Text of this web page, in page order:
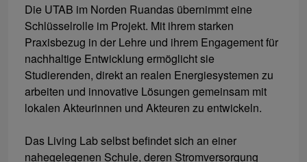
Die UTAB im Norden Ruandas übernimmt eine
Schlüsselrolle im Projekt. Mit ihrem starken
Praxisbezug in der Lehre und ihrem Engagement für
nachhaltige Entwicklung ermöglicht sie
Studierenden, direkt an realen Energiesystemen zu
arbeiten und innovative Lösungen gemeinsam mit
lokalen Akteurinnen und Akteuren zu entwickeln.
Das Living Lab selbst befindet sich an einer
nahegelegenen Schule, deren Stromversorgung